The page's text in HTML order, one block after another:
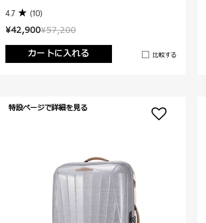
¥57,200
¥42,900
カートに入れる
比較する
4.7 (10)
特設ページで詳細を見る